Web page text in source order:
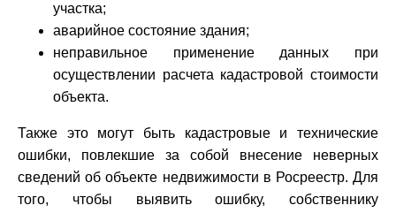
участка;
аварийное состояние здания;
неправильное применение данных при
осуществлении расчета кадастровой стоимости
объекта.
Также это могут быть кадастровые и технические
ошибки, повлекшие за собой внесение неверных
сведений об объекте недвижимости в Росреестр. Для
того, чтобы выявить ошибку, собственнику